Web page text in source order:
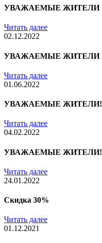
УВАЖАЕМЫЕ ЖИТЕЛИ
Читать далее
02.12.2022
УВАЖАЕМЫЕ ЖИТЕЛИ
Читать далее
01.06.2022
УВАЖАЕМЫЕ ЖИТЕЛИ!
Читать далее
04.02.2022
УВАЖАЕМЫЕ ЖИТЕЛИ!
Читать далее
24.01.2022
Скидка 30%
Читать далее
01.12.2021